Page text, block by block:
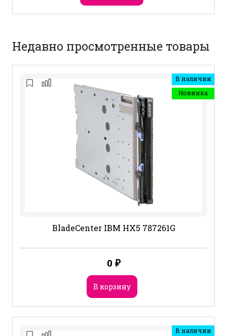
Недавно просмотренные товары
В наличии
Новинка
BladeCenter IBM HX5 787261G
0 ₽
В корзину
В наличии